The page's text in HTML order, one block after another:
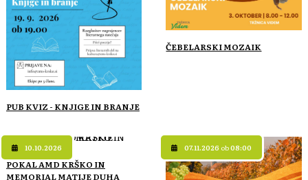
PUB KVIZ - KNJIGE IN BRANJE
ČEBELARSKI MOZAIK
10.10.2026
POKAL AMD KRŠKO IN
MEMORIAL MATIJE DUHA
07.11.2026 ob08:00